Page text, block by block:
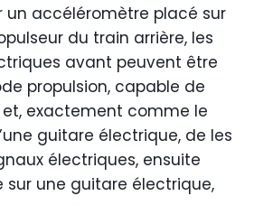
un accéléromètre placé sur
du train arrière, les
avant peuvent être
propulsion, capable de
exactement comme le
guitare électrique, de les
électriques, ensuite
sur une guitare électrique,